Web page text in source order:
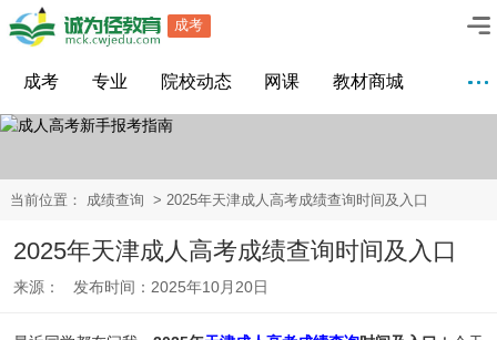
成考
成考 专业 院校动态 网课 教材商城
当前位置： 成绩查询 > 2025年天津成人高考成绩查询时间及入口
2025年天津成人高考成绩查询时间及入口
来源： 发布时间：2025年10月20日